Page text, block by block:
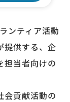
ンティア活動
提供する、企
担当者向けの
会貢献活動の